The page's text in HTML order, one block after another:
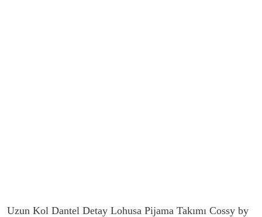
Uzun Kol Dantel Detay Lohusa Pijama Takımı Cossy by